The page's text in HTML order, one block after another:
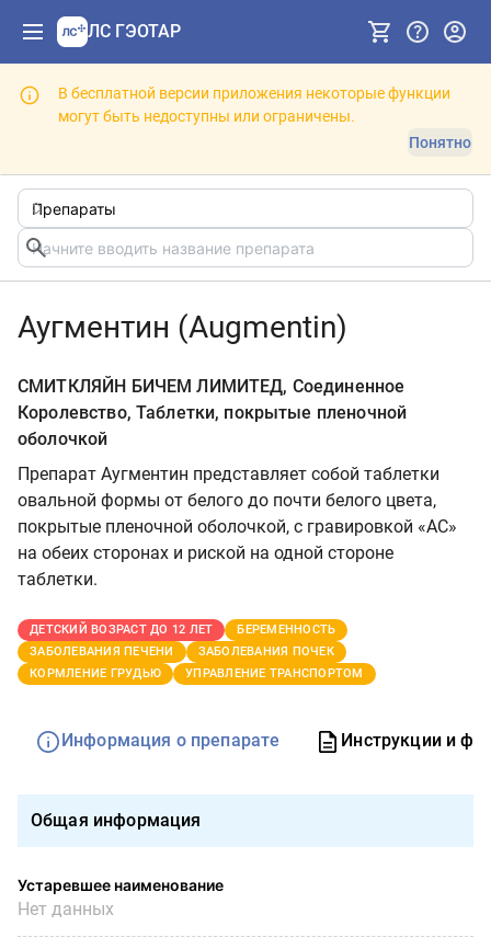
ЛС ГЭОТАР
В бесплатной версии приложения некоторые функции
могут быть недоступны или ограничены.
Понятно
Аугментин (Augmentin)
СМИТКЛЯЙН БИЧЕМ ЛИМИТЕД, Соединенное
Королевство, Таблетки, покрытые пленочной
оболочкой
Препарат Аугментин представляет собой таблетки
овальной формы от белого до почти белого цвета,
покрытые пленочной оболочкой, с гравировкой «АС»
на обеих сторонах и риской на одной стороне
таблетки.
ДЕТСКИЙ ВОЗРАСТ ДО 12 ЛЕТ
БЕРЕМЕННОСТЬ
ЗАБОЛЕВАНИЯ ПЕЧЕНИ
ЗАБОЛЕВАНИЯ ПОЧЕК
КОРМЛЕНИЕ ГРУДЬЮ
УПРАВЛЕНИЕ ТРАНСПОРТОМ
Информация о препарате Инструкции и
Общая информация
Устаревшее наименование
Нет данных